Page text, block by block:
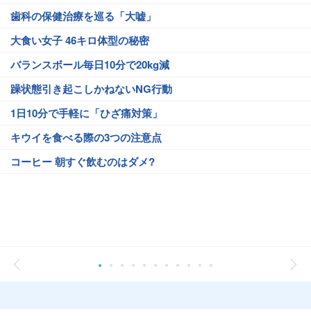
歯科の保健治療を巡る「大嘘」
大食い女子 46キロ体型の秘密
バランスボール毎日10分で20kg減
躁状態引き起こしかねないNG行動
1日10分で手軽に「ひざ痛対策」
キウイを食べる際の3つの注意点
コーヒー 朝すぐ飲むのはダメ?